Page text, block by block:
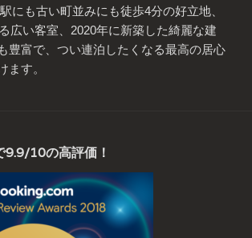
にも古い町並みにも徒歩4分の好立地、
広い客室、2020年に新築した綺麗な建
豊富で、つい連泊したくなる最高の居心
ます。
10の高評価！